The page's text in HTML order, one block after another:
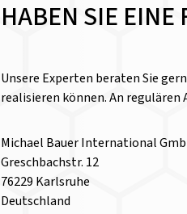
HABEN SIE EINE
Unsere Experten beraten Sie
realisieren können. An
Michael Bauer International
Greschbachstr. 12
76229 Karlsruhe
Deutschland